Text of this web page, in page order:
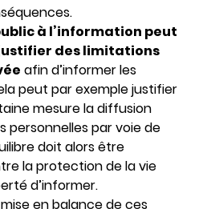
à l’information peut
des limitations
afin d’informer les
peut par exemple justifier
mesure la diffusion
personnelles par voie de
doit alors être
la protection de la vie
d’informer.
en balance de ces